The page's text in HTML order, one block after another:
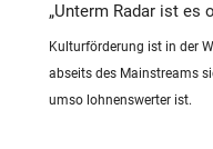
„Unterm Radar ist es
Kulturförderung ist in der
abseits des Mainstreams
umso lohnenswerter ist.